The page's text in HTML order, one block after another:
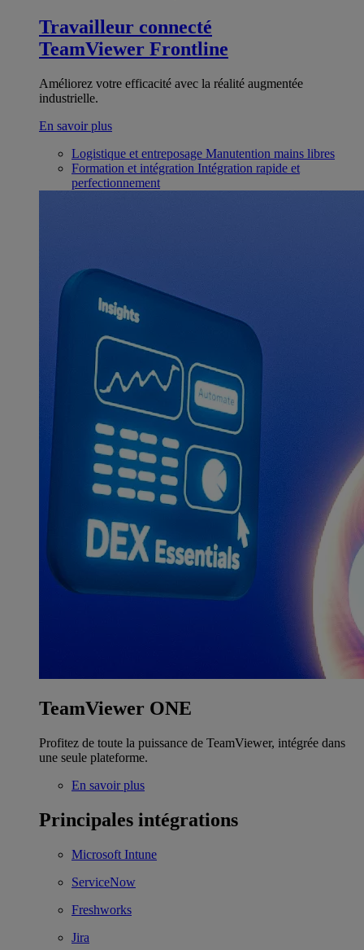
Travailleur connecté
TeamViewer Frontline
Améliorez votre efficacité avec la réalité augmentée
industrielle.
En savoir plus
Logistique et entreposage Manutention mains libres
Formation et intégration Intégration rapide et
perfectionnement
TeamViewer ONE
Profitez de toute la puissance de TeamViewer, intégrée dans
une seule plateforme.
En savoir plus
Principales intégrations
Microsoft Intune
ServiceNow
Freshworks
Jira